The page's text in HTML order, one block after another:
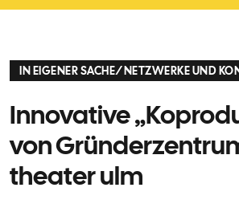
IN EIGENER SACHE/NETZWERKE UND
Innovative
von
theater ulm